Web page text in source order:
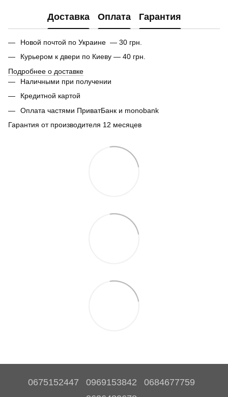
Доставка Оплата Гарантия
Новой почтой по Украине — 30 грн.
Курьером к двери по Киеву — 40 грн.
Подробнее о доставке
Наличными при получении
Кредитной картой
Оплата частями ПриватБанк и monobank
Гарантия от производителя 12 месяцев
0675152447 0969153842
0684677759